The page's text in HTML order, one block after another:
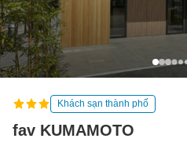
Khách sạn thành phố
fav KUMAMOTO